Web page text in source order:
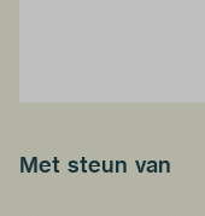
Met steun van